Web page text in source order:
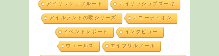
アイリッシュフルート アイリッシュブズーキ
アイルランドの歌シリーズ アコーディオン
イベントレポート インタビュー
ウェールズ エイプリルフール